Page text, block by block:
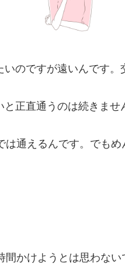
のですが遠いんです。
正直通うのは続きませ
通えるんです。でもめ
かけようとは思わな